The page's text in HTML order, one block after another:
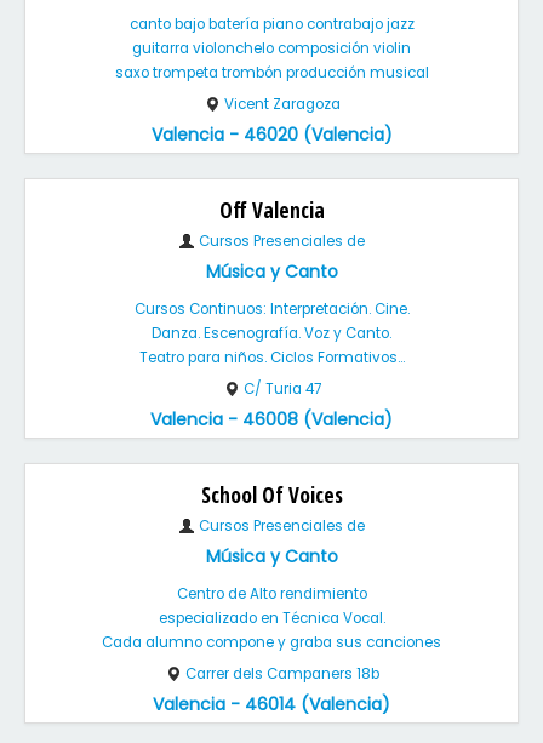
canto bajo batería piano contrabajo jazz
guitarra violonchelo composición violin
saxo trompeta trombón producción musical
Vicent Zaragoza
Valencia - 46020 (Valencia)
Off Valencia
Cursos Presenciales de
Música y Canto
Cursos Continuos: Interpretación. Cine.
Danza. Escenografía. Voz y Canto.
Teatro para niños. Ciclos Formativos...
C/ Turia 47
Valencia - 46008 (Valencia)
School Of Voices
Cursos Presenciales de
Música y Canto
Centro de Alto rendimiento
especializado en Técnica Vocal.
Cada alumno compone y graba sus canciones
Carrer dels Campaners 18b
Valencia - 46014 (Valencia)